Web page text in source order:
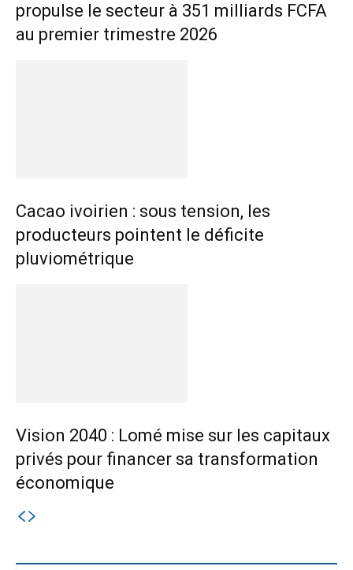
propulse le secteur à 351 milliards FCFA
au premier trimestre 2026
Cacao ivoirien : sous tension, les
producteurs pointent le déficite
pluviométrique
Vision 2040 : Lomé mise sur les capitaux
privés pour financer sa transformation
économique